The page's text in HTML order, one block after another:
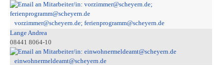
vorzimmer@scheyern.de; ferienprogramm@scheyern.de
Lange Andrea
08441 8064-10
einwohnermeldeamt@scheyern.de